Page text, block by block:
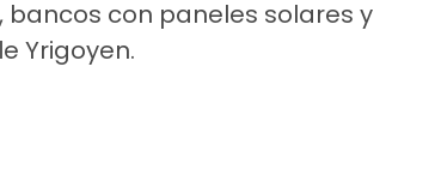
bancos con paneles solares y
Yrigoyen.